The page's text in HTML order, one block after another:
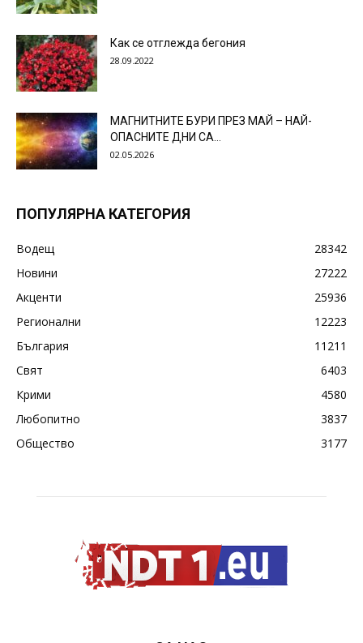
Как се отглежда бегония
28.09.2022
МАГНИТНИТЕ БУРИ ПРЕЗ МАЙ – НАЙ-
ОПАСНИТЕ ДНИ СА…
02.05.2026
ПОПУЛЯРНА КАТЕГОРИЯ
Водещ
28342
Новини
27222
Акценти
25936
Регионални
12223
България
11211
Свят
6403
Крими
4580
Любопитно
3837
Общество
3177